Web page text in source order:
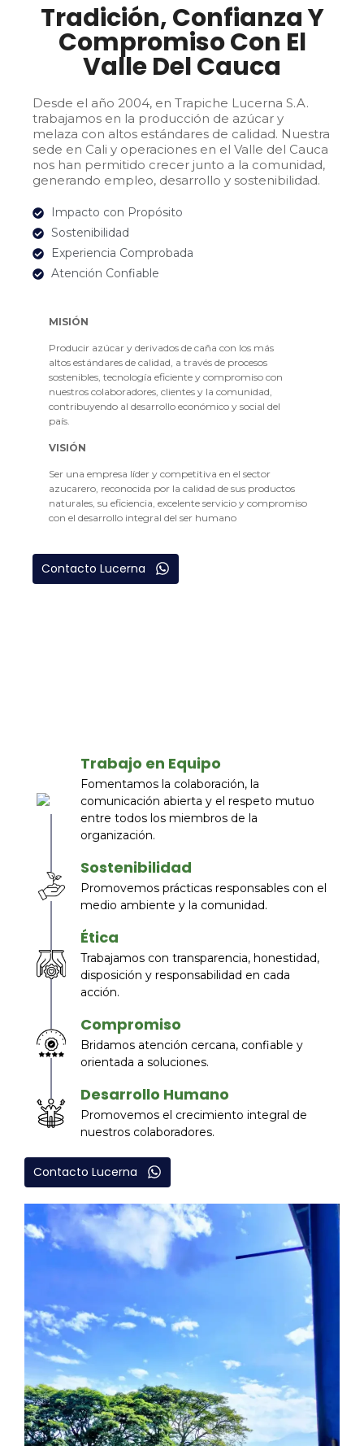
Tradición, Confianza Y
Compromiso Con El
Valle Del Cauca
Desde el año 2004, en Trapiche Lucerna S.A.
trabajamos en la producción de azúcar y
melaza con altos estándares de calidad. Nuestra
sede en Cali y operaciones en el Valle del Cauca
nos han permitido crecer junto a la comunidad,
generando empleo, desarrollo y sostenibilidad.
Impacto con Propósito
Sostenibilidad
Experiencia Comprobada
Atención Confiable
MISIÓN
Producir azúcar y derivados de caña con los más
altos estándares de calidad, a través de procesos
sostenibles, tecnología eficiente y compromiso con
nuestros colaboradores, clientes y la comunidad,
contribuyendo al desarrollo económico y social del
país.
VISIÓN
Ser una empresa líder y competitiva en el sector
azucarero, reconocida por la calidad de sus productos
naturales, su eficiencia, excelente servicio y compromiso
con el desarrollo integral del ser humano
Contacto Lucerna
Trabajo en Equipo
Fomentamos la colaboración, la
comunicación abierta y el respeto mutuo
entre todos los miembros de la
organización.
Sostenibilidad
Promovemos prácticas responsables con el
medio ambiente y la comunidad.
Ética
Trabajamos con transparencia, honestidad,
disposición y responsabilidad en cada
acción.
Compromiso
Bridamos atención cercana, confiable y
orientada a soluciones.
Desarrollo Humano
Promovemos el crecimiento integral de
nuestros colaboradores.
Contacto Lucerna